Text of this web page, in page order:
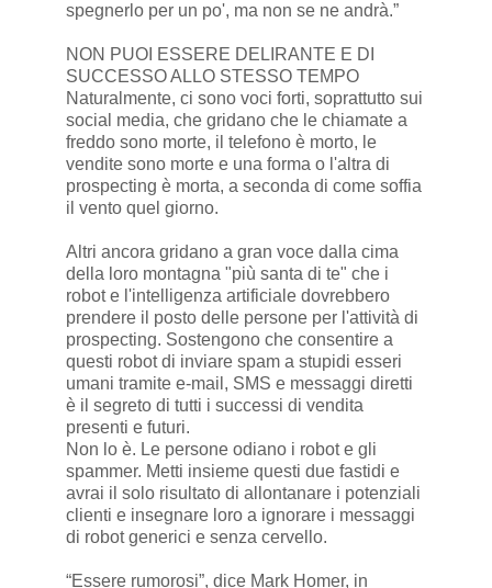
spegnerlo per un po', ma non se ne andrà.”
NON PUOI ESSERE DELIRANTE E DI
SUCCESSO ALLO STESSO TEMPO
Naturalmente, ci sono voci forti, soprattutto sui
social media, che gridano che le chiamate a
freddo sono morte, il telefono è morto, le
vendite sono morte e una forma o l'altra di
prospecting è morta, a seconda di come soffia
il vento quel giorno.
Altri ancora gridano a gran voce dalla cima
della loro montagna "più santa di te" che i
robot e l'intelligenza artificiale dovrebbero
prendere il posto delle persone per l'attività di
prospecting. Sostengono che consentire a
questi robot di inviare spam a stupidi esseri
umani tramite e-mail, SMS e messaggi diretti
è il segreto di tutti i successi di vendita
presenti e futuri.
Non lo è. Le persone odiano i robot e gli
spammer. Metti insieme questi due fastidi e
avrai il solo risultato di allontanare i potenziali
clienti e insegnare loro a ignorare i messaggi
di robot generici e senza cervello.
“Essere rumorosi”, dice Mark Homer, in